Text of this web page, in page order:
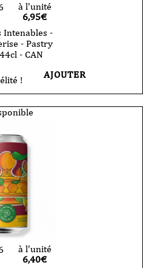
à l'unité
6,95€
Intenables -
- Pastry
- CAN
! AJOUTER
à l'unité
6,40€